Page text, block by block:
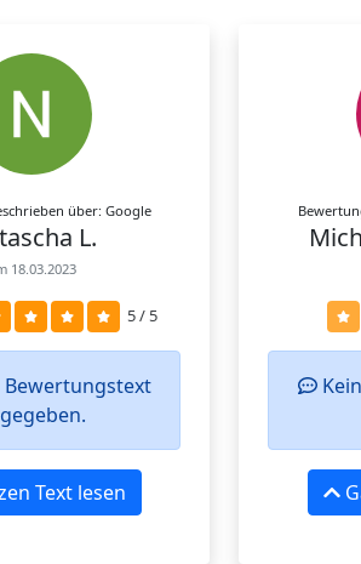
über: Google
L.
18.03.2023
5 / 5
Text lesen